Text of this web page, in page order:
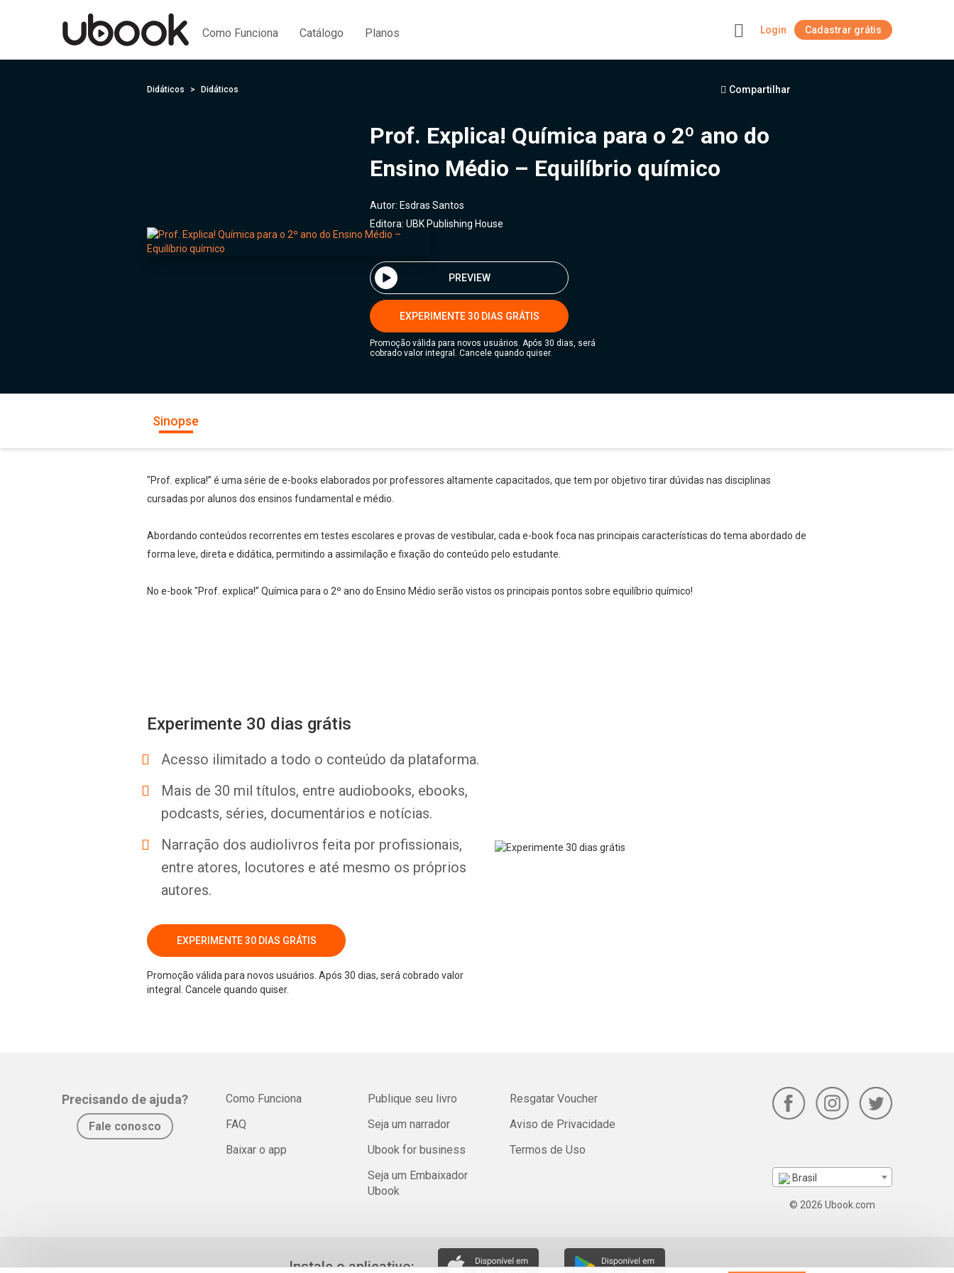
Como Funciona Catálogo Planos Login Cadastrar grátis
Didáticos Didáticos Compartilhar
Prof. Explica! Química para o 2º ano do
Ensino Médio – Equilíbrio químico
Autor: Esdras Santos
Editora: UBK Publishing House
PREVIEW
EXPERIMENTE 30 DIAS GRÁTIS
Promoção válida para novos usuários. Após 30 dias, será
cobrado valor integral. Cancele quando quiser.
Sinopse
"Prof. explica!” é uma série de e-books elaborados por professores altamente capacitados, que tem por objetivo tirar dúvidas nas disciplinas
cursadas por alunos dos ensinos fundamental e médio.
Abordando conteúdos recorrentes em testes escolares e provas de vestibular, cada e-book foca nas principais características do tema abordado de
forma leve, direta e didática, permitindo a assimilação e fixação do conteúdo pelo estudante.
No e-book "Prof. explica!” Química para o 2º ano do Ensino Médio serão vistos os principais pontos sobre equilíbrio químico!
Experimente 30 dias grátis
Acesso ilimitado a todo o conteúdo da plataforma.
Mais de 30 mil títulos, entre audiobooks, ebooks,
podcasts, séries, documentários e notícias.
Narração dos audiolivros feita por profissionais,
entre atores, locutores e até mesmo os próprios
autores.
EXPERIMENTE 30 DIAS GRÁTIS
Promoção válida para novos usuários. Após 30 dias, será cobrado valor
integral. Cancele quando quiser.
Precisando de ajuda?
Fale conosco
Como Funciona
FAQ
Baixar o app
Publique seu livro
Seja um narrador
Ubook for business
Seja um Embaixador
Ubook
Resgatar Voucher
Aviso de Privacidade
Termos de Uso
Brasil
© 2026 Ubook.com
Instale o aplicativo: